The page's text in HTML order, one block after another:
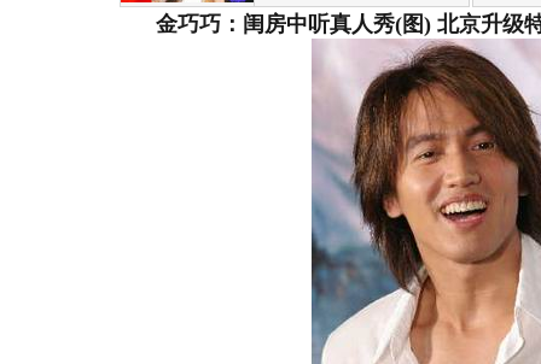
金巧巧：闺房中听真人秀(图) 北京升级